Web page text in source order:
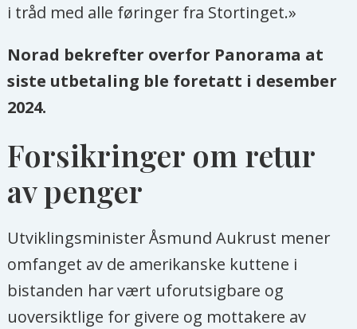
i tråd med alle føringer fra Stortinget.»
Norad bekrefter overfor Panorama at
siste utbetaling ble foretatt i desember
2024.
Forsikringer om retur
av penger
Utviklingsminister Åsmund Aukrust mener
omfanget av de amerikanske kuttene i
bistanden har vært uforutsigbare og
uoversiktlige for givere og mottakere av